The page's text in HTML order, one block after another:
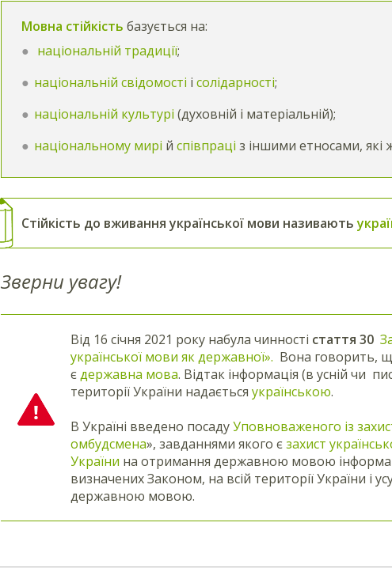
Мовна стійкість базується на:
національній традиції;
національній свідомості і солідарності;
національній культурі (духовній і матеріальній);
національному мирі й співпраці з іншими етносами, які
Стійкість до вживання української мови називають
Зверни увагу!
Від 16 січня 2021 року набула чинності стаття 30
української мови як державної». Вона говорить,
єдержавна мова. Відтак інформація (в усній чи
території України надається українською.
В Україні введено посадуУповноваженого із
омбудсмена», завданнями якого єзахист
України на отримання державною мовою
визначених Законом, на всій території України і
державною мовою.